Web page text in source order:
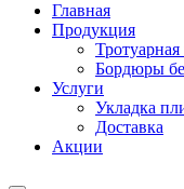
Главная
Продукция
Тротуарная
Бордюры
Услуги
Укладка
Доставка
Акции